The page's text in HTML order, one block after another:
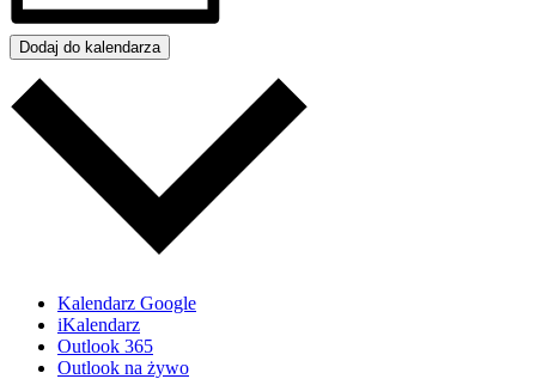
Dodaj do kalendarza
Kalendarz Google
iKalendarz
Outlook 365
Outlook na żywo